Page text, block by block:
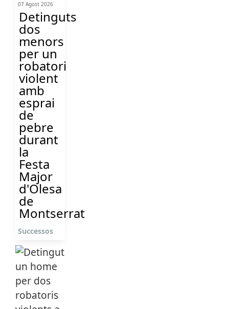
07 Agost 2026
Detinguts
dos
menors
per un
robatori
violent
amb
esprai
de
pebre
durant
la
Festa
Major
d'Olesa
de
Montserrat
Successos